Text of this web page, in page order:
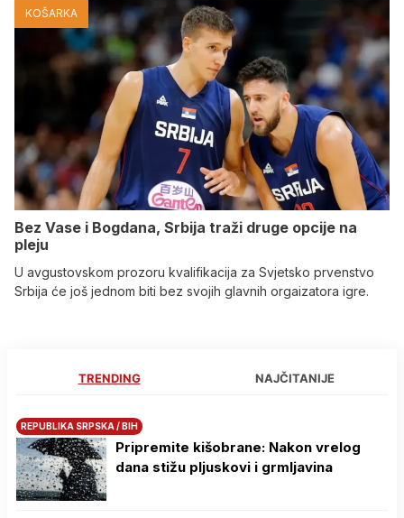
KOŠARKA
Bez Vase i Bogdana, Srbija traži druge opcije na
pleju
U avgustovskom prozoru kvalifikacija za Svjetsko prvenstvo
Srbija će još jednom biti bez svojih glavnih orgaizatora igre.
TRENDING NAJČITANIJE
REPUBLIKA SRPSKA / BIH
Pripremite kišobrane: Nakon vrelog
dana stižu pljuskovi i grmljavina